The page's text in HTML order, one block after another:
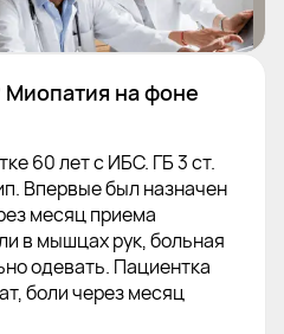
на фоне
60 лет с ИБС. ГБ 3 ст.
Впервые был назначен
месяц приема
в мышцах рук, больная
одевать. Пациентка
боли через месяц